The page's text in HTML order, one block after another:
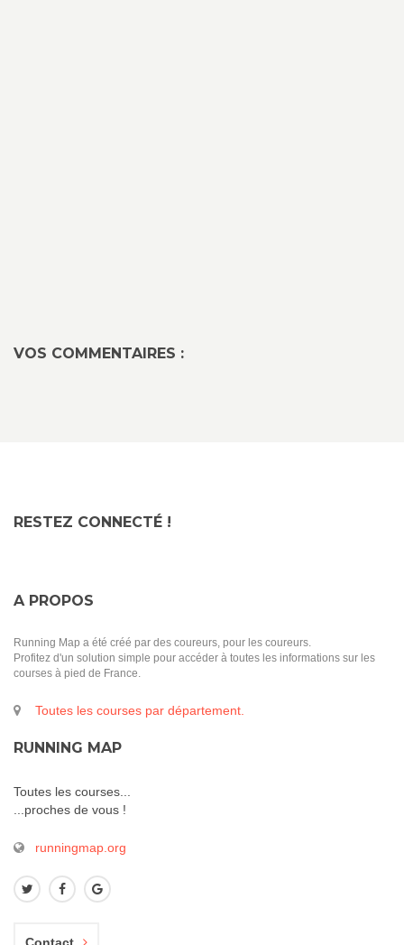
VOS COMMENTAIRES :
RESTEZ CONNECTÉ !
A PROPOS
Running Map a été créé par des coureurs, pour les coureurs.
Profitez d'un solution simple pour accéder à toutes les informations sur les
courses à pied de France.
Toutes les courses par département.
RUNNING MAP
Toutes les courses...
...proches de vous !
runningmap.org